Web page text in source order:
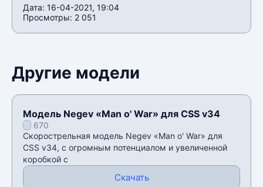
Дата: 16-04-2021, 19:04
Просмотры: 2 051
Другие модели
Модель Negev «Man o' War» для CSS v34
670
Скорострельная модель Negev «Man o' War» для
CSS v34, с огромным потенциалом и увеличенной
коробкой с
Скачать